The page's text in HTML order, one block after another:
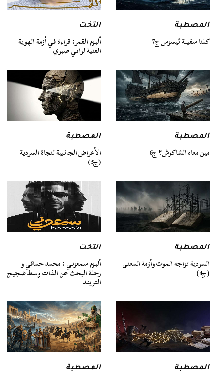
المصطبة
كلنا سفينة ثيسوس ج7
التخت
ألبوم القمر: قراءة في أزمة الهوية
الفنية لرامي صبري
المصطبة
مين معاه الشاكوش؟ ج6
المصطبة
الأعراض الجانبية لنجاة السردية
(ج5)
المصطبة
السردية تواجه الموت وأزمة المعنى
(ج4)
التخت
ألبوم سمعوني : محمد حماقي و
رحلة البحث عن الذات وسط ضجيج
التريند
المصطبة المصطبة